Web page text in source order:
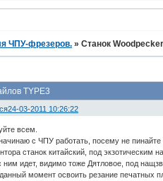
ЧПУ-фрезеров. »Станок
TYPE3
24-03-2011 10:26:22
всем.
с ЧПУ работать, посему не пинайте
станок китайский, под экзотическим
идет, видимо тоже Дятловое, под
момент освоить резание печатных